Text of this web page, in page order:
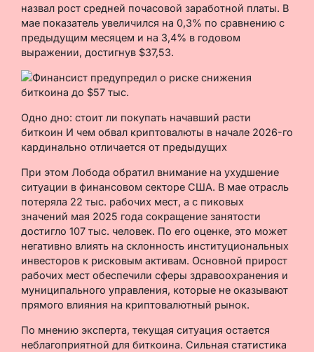
назвал рост средней почасовой заработной платы. В
мае показатель увеличился на 0,3% по сравнению с
предыдущим месяцем и на 3,4% в годовом
выражении, достигнув $37,53.
Одно дно: стоит ли покупать начавший расти
биткоин И чем обвал криптовалюты в начале 2026-го
кардинально отличается от предыдущих
При этом Лобода обратил внимание на ухудшение
ситуации в финансовом секторе США. В мае отрасль
потеряла 22 тыс. рабочих мест, а с пиковых
значений мая 2025 года сокращение занятости
достигло 107 тыс. человек. По его оценке, это может
негативно влиять на склонность институциональных
инвесторов к рисковым активам. Основной прирост
рабочих мест обеспечили сферы здравоохранения и
муниципального управления, которые не оказывают
прямого влияния на криптовалютный рынок.
По мнению эксперта, текущая ситуация остается
неблагоприятной для биткоина. Сильная статистика